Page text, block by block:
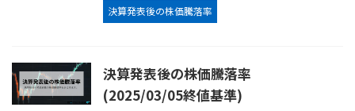
決算発表後の株価騰落率
決算発表後の株価騰落率
(2025/03/05終値基準)